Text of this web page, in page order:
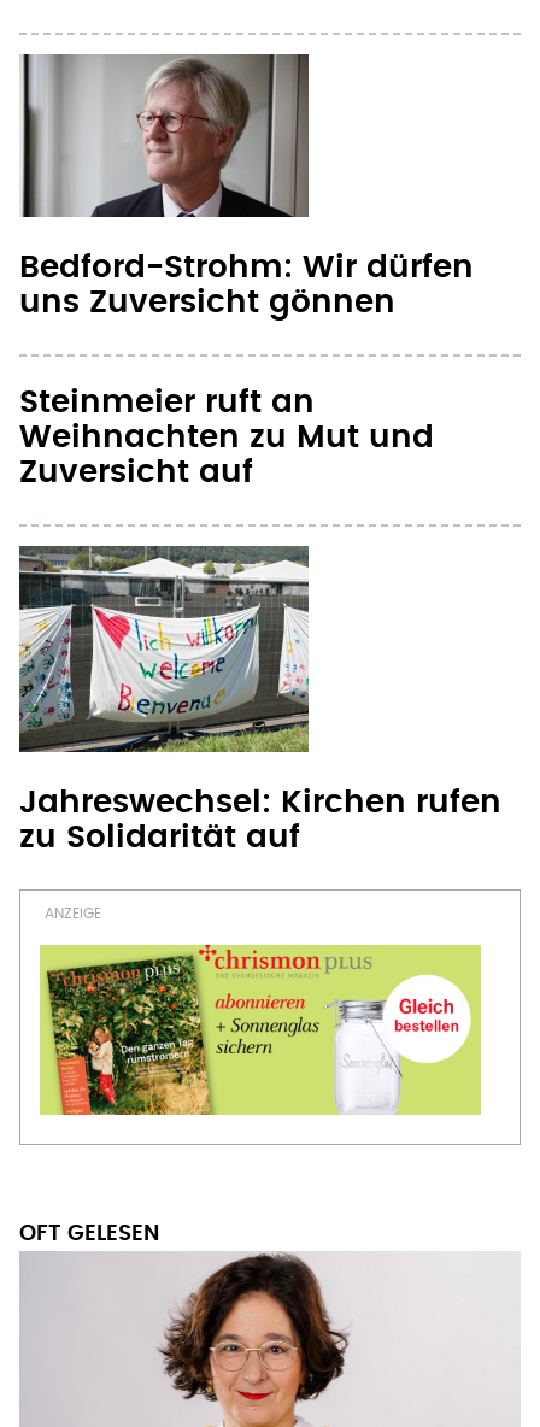
Bedford-Strohm: Wir dürfen
uns Zuversicht gönnen
Steinmeier ruft an
Weihnachten zu Mut und
Zuversicht auf
Jahreswechsel: Kirchen rufen
zu Solidarität auf
OFT GELESEN